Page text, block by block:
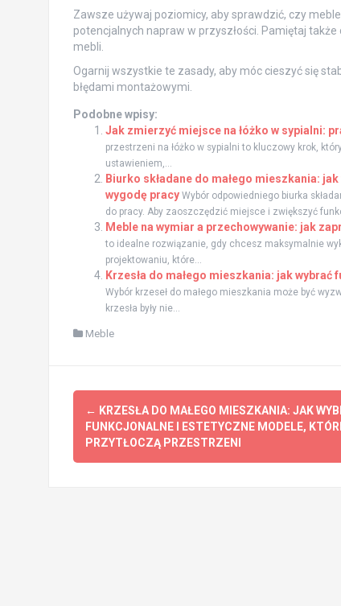
Zawsze używaj poziomicy, aby sprawdzić, czy
potencjalnych napraw w przyszłości. Pamiętaj
mebli.
Ogarnij wszystkie te zasady, aby móc cieszyć się
błędami montażowymi.
Podobne wpisy:
Jak zmierzyć miejsce na łóżko w sypialni:
przestrzeni na łóżko w sypialni to kluczowy krok,
ustawieniem,...
Biurko składane do małego mieszkania:
wygodę pracy Wybór odpowiedniego biurka
do pracy. Aby zaoszczędzić miejsce i zwiększyć
Meble na wymiar a przechowywanie: jak
to idealne rozwiązanie, gdy chcesz maksymalnie
projektowaniu, które...
Krzesła do małego mieszkania: jak
Wybór krzeseł do małego mieszkania może być
krzesła były nie...
Meble
Zobacz
wpisy
← KRZESŁA DO MAŁEGO MIESZKANIA: JAK
FUNKCJONALNE I ESTETYCZNE MODELE,
PRZYTŁOCZĄ PRZESTRZENI